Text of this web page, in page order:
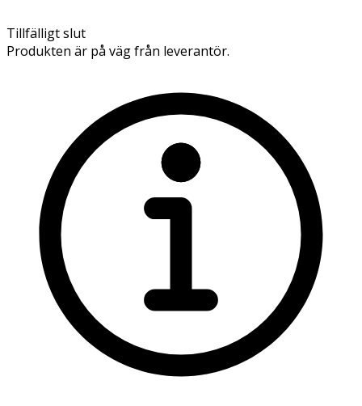
Tillfälligt slut
Produkten är på väg från leverantör.